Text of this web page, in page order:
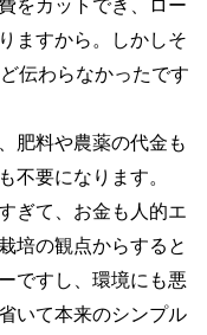
をカットでき、ロー
ますから。しかしそ
伝わらなかったです
肥料や農薬の代金も
不要になります。
ぎて、お金も人的エ
培の観点からすると
ですし、環境にも悪
いて本来のシンプル